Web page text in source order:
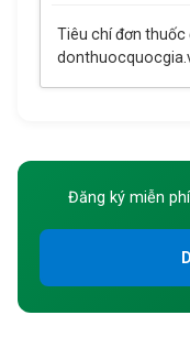
Tiêu chí đơn
Đăng ký miễn